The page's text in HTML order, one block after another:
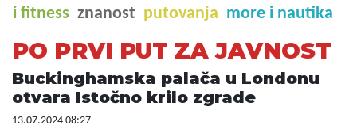
i fitness znanost putovanja more i nautika
PO PRVI PUT ZA JAVNOST
Buckinghamska palača u Londonu
otvara Istočno krilo zgrade
13.07.2024 08:27